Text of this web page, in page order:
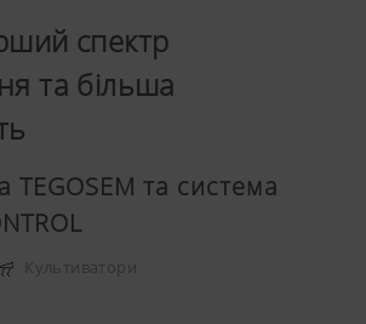
спектр
та більша
TEGOSEM та система
Культиватори